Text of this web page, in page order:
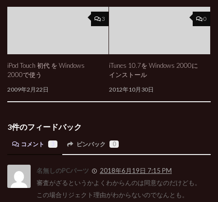
3
iPod Touch 初代 を Windows
2000で使う
2009年2月22日
0
iTunes 10.7を Windows 2000に
インストール
2012年10月30日
3件のフィードバック
コメント ピンバック 0
名無しのPCパーツ
2018年6月19日 7:15 PM
審査がざるというかよくわからんのは同意なのだけども。
この場合リジェクト理由がわからないのでなんとも。